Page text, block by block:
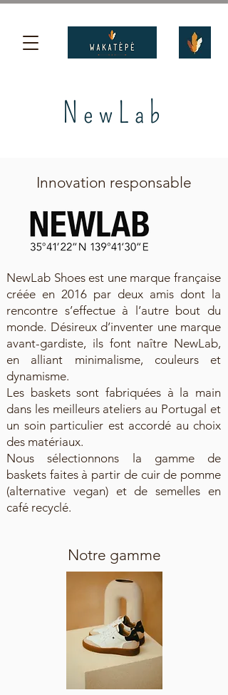
NewLab
Innovation responsable
NewLab Shoes est une marque française
créée en 2016 par deux amis dont la
rencontre s’effectue à l’autre bout du
monde. Désireux d’inventer une marque
avant-gardiste, ils font naître NewLab,
en alliant minimalisme, couleurs et
dynamisme.
Les baskets sont fabriquées à la main
dans les meilleurs ateliers au Portugal et
un soin particulier est accordé au choix
des matériaux.
Nous sélectionnons la gamme de
baskets faites à partir de cuir de pomme
(alternative vegan) et de semelles en
café recyclé.
Notre gamme